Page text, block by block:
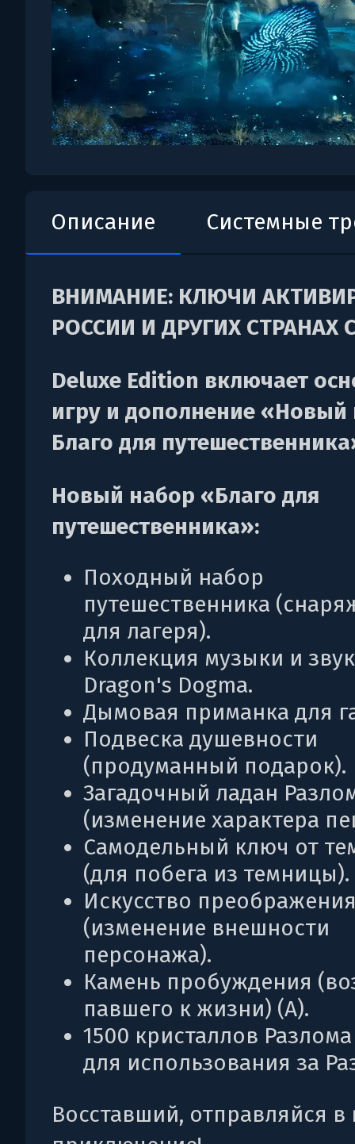
Описание Системные
ВНИМАНИЕ: КЛЮЧИ
РОССИИ И ДРУГИХ СТРАНАХ
Deluxe Edition включает
игру и дополнение «Новый
Благо для
Новый набор «Благо для
путешественника»:
Походный набор
путешественника
для лагеря).
Коллекция музыки и
Dragon's Dogma.
Дымовая приманка для
Подвеска душевности
(продуманный подарок).
Загадочный ладан
(изменение характера
Самодельный ключ от
(для побега из темницы).
Искусство
(изменение внешности
персонажа).
Камень пробуждения
павшего к жизни) (A).
1500 кристаллов
для использования за
Восставший, отправляйся в